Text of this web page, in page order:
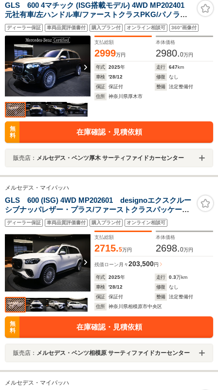
GLS 600 4マチック (ISG搭載モデル) 4WD MP202401
元社有車/左ハンドル車/ファーストクラスPKG/パノラミ
ックSR/純正ドラレコ前後付き
ディーラー保証 車両品質評価書付 購入プラン付 オンライン相談可 360°画像付
支払総額
2999万円
本体価格
2980.0万円
年式 2025年 走行 647km
車検
'28/12 修復
なし
保証
保証付 整備
法定整備付
住所
神奈川県厚木市
無
料
在庫確認・見積依頼
販売店： メルセデス・ベンツ厚木 サーティファイドカーセンター
メルセデス・マイバッハ
GLS 600 (ISG) 4WD MP202601 designoエクスクルー
シブナッパレザー・プラス/ファーストクラスパッケー
ジ/MBUXリアエンターテインメントシステム/E-ACTIVE
BODY CONTROL/純正ドラレコ前後付き/
ディーラー保証 車両品質評価書付 購入プラン付 オンライン相談可
支払総額
2715.5万円
本体価格
2698.0万円
残価ローン 月々203,500円
年式 2025年 走行 0.3万km
車検
'28/12 修復
なし
保証
保証付 整備
法定整備付
住所
神奈川県相模原市中央区
無
料
在庫確認・見積依頼
販売店： メルセデス・ベンツ相模原 サーティファイドカーセンター
メルセデス・マイバッハ